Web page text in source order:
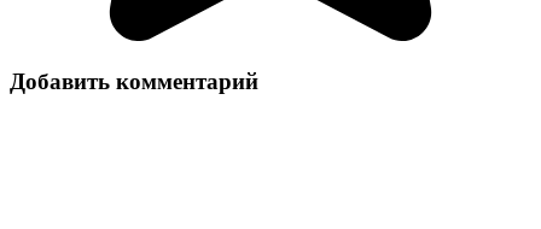
Добавить комментарий